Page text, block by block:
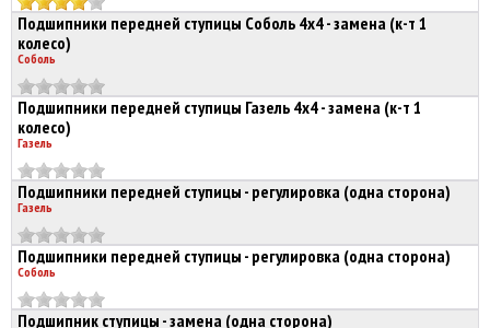
Подшипники передней ступицы Соболь 4х4 - замена (к-т 1
колесо)
Соболь
Подшипники передней ступицы Газель 4х4 - замена (к-т 1
колесо)
Газель
Подшипники передней ступицы - регулировка (одна сторона)
Газель
Подшипники передней ступицы - регулировка (одна сторона)
Соболь
Подшипник ступицы - замена (одна сторона)